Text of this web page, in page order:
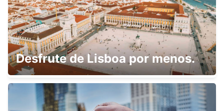
MILÃO VIALE ESPINASSE
MILANO - ITALY
Desfrute de Lisboa por menos.